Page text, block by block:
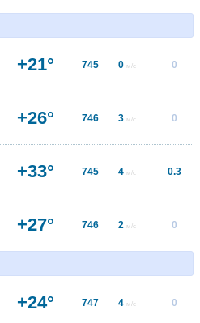
+21° 745 0 м/с 0
+26° 746 3 м/с 0
+33° 745 4 м/с 0.3
+27° 746 2 м/с 0
+24° 747 4 м/с 0